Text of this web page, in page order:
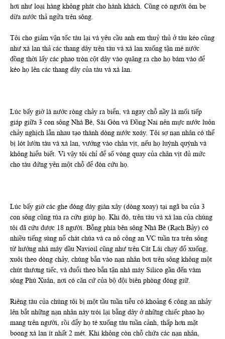
hơi như loại hàng không phát cho hành khách. Cũng có người ôm bẹ
dừa nước thả ngửa trên sông.
Tôi cho giảm vận tốc tàu lại và yêu cầu anh em thuỷ thủ ở tàu kéo cũng
như xà lan thả các thang dây trên tàu và xà lan xuống tận mé nước
đồng thời lấy các phao tròn cột dây vào quăng ra cho họ bám vào để
kéo họ lên các thang dây của tàu và xà lan.
Lúc bấy giờ là nước ròng chảy ra biển, và ngay chỗ nầy là mối tiếp
giáp giữa 3 con sông Nhà Bè, Sài Gòn và Đồng Nai nên mực nước luôn
chảy nghịch lẫn nhau tạo thành dòng nước xoáy. Tôi sợ nạn nhân có thể
bị lót lườn tàu và xà lan, vướng vào chân vịt, nếu họ luýnh quýnh và
không hiểu biết. Vì vậy tôi chỉ để số vòng quay của chân vịt đủ mức
cho tàu đứng yên một chỗ để đón cứu họ.
Lúc bấy giờ các ghe đóng đáy giàn xây (dòng xoay) tại ngã ba của 3
con sông cũng túa ra cứu giúp họ. Khi đó, trên tàu và xà lan của chúng
tôi đã cứu được 18 người. Bỗng phía bên sông Nhà Bè (Rạch Bảy) có
nhiều tiếng súng nổ chát chúa và ca nô công an VC tuần tra trên sông
từ hướng nhà máy dầu Navioil cũng như trên Cát Lái chạy đổ xuống,
xuôi theo dòng chảy, chúng bắn vào nạn nhân bơi trên sông không một
chút thương tiếc, và đuổi theo bắn tận nhà máy Silico gần đến vàm
sông Phú Xuân, nơi có căn cứ của bộ đội biên phòng đóng giữ.
Riêng tàu của chúng tôi bị một tầu tuần tiễu có khoảng 6 công an nhảy
lên bắt những nạn nhân này trói lại bằng dây ở những chiếc phao họ
mang trên người, rồi đẩy họ té xuống tàu tuần cảnh, thấp hơn mặt
boong xà lan ít nhất 2 mét. Khi không còn chỗ chứa các nạn nhân,